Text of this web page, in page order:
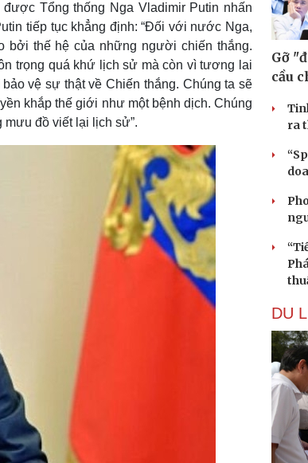
Tổng thống Nga Vladimir Putin nhấn
tiếp tục khẳng định: “Đối với nước Nga,
bởi thế hệ của những người chiến thắng.
trọng quá khứ lịch sử mà còn vì tương lai
vệ sự thật về Chiến thắng. Chúng ta sẽ
khắp thế giới như một bệnh dịch. Chúng
đồ viết lại lịch sử”.
Gỡ
cầu
ra
DU